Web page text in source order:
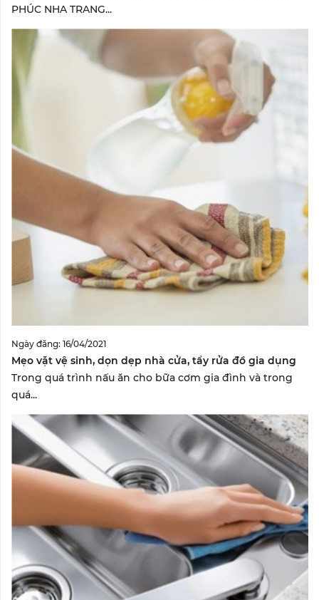
PHÚC NHA TRANG...
Ngày đăng: 16/04/2021
Mẹo vặt vệ sinh, dọn dẹp nhà cửa, tẩy rửa đồ gia dụng
Trong quá trình nấu ăn cho bữa cơm gia đình và trong
quá...